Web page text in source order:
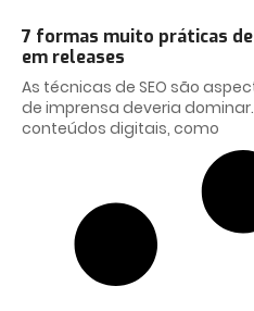
7 formas muito práticas de
em releases
As técnicas de SEO são
de imprensa deveria
conteúdos digitais, como